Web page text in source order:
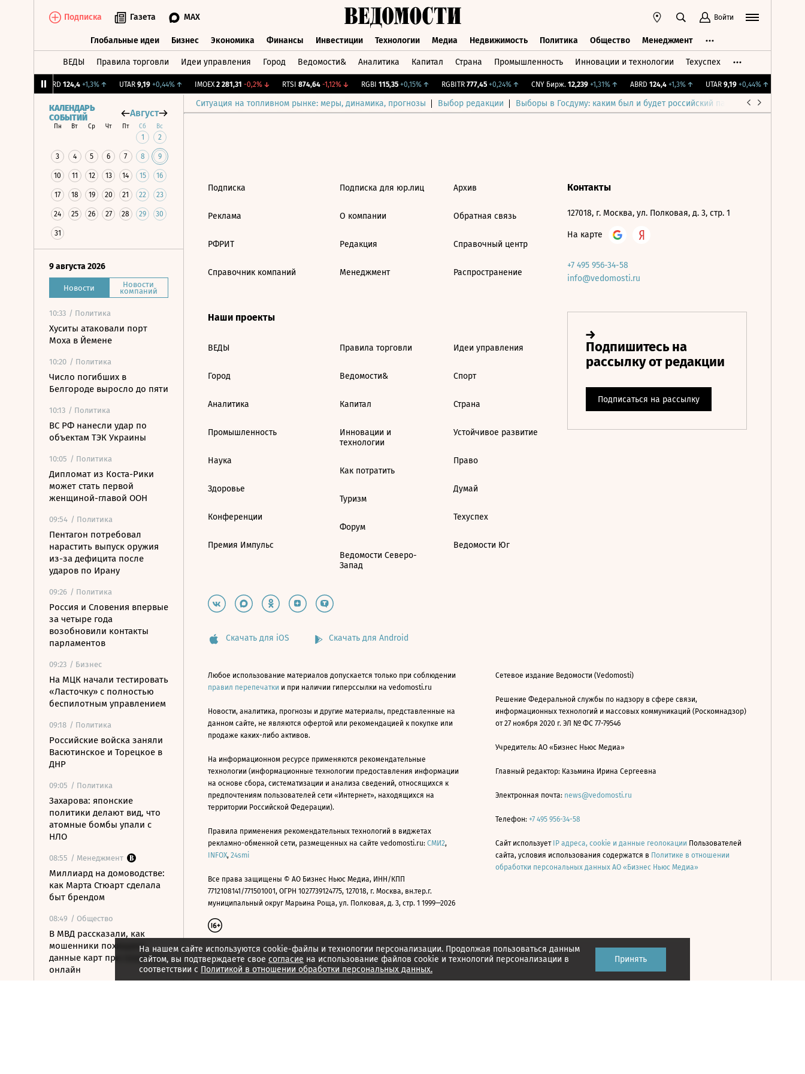
Подписка Газета MAX Войти
Глобальные идеи Бизнес Экономика Финансы Инвестиции Технологии Медиа Недвижимость Политика Общество Менеджмент
ВЕДЫ Правила торговли Идеи управления Город Ведомости& Аналитика Капитал Страна Промышленность Инновации и технологии Техуспех
ABRD 124,4 +1,3%↑ UTAR 9,19 +0,44%↑ IMOEX 2 281,31 -0,2%↓ RTSI 874,64 -1,12%↓ RGBI 115,35 +0,15%↑ RGBITR 777,45 +0,24%↑ CNY Бирж. 12,239 +1,31%↑ ABRD 124,4 +1,3%↑ UTAR 9,19 +0,44%↑
Ситуация на топливном рынке: меры, динамика, прогнозы Выбор редакции Выборы в Госдуму: каким был и будет российский парламент
КАЛЕНДАРЬ
СОБЫТИЙ
Август
Пн Вт Ср Чт Пт Сб Вс
1 2
3 4 5 6 7 8 9
10 11 12 13 14 15 16
17 18 19 20 21 22 23
24 25 26 27 28 29 30
31
9 августа 2026
Новости Новости
компаний
10:33 / Политика
Хуситы атаковали порт
Моха в Йемене
10:20 / Политика
Число погибших в
Белгороде выросло до пяти
10:13 / Политика
ВС РФ нанесли удар по
объектам ТЭК Украины
10:05 / Политика
Дипломат из Коста-Рики
может стать первой
женщиной-главой ООН
09:54 / Политика
Пентагон потребовал
нарастить выпуск оружия
из-за дефицита после
ударов по Ирану
09:26 / Политика
Россия и Словения впервые
за четыре года
возобновили контакты
парламентов
09:23 / Бизнес
На МЦК начали тестировать
«Ласточку» с полностью
беспилотным управлением
09:18 / Политика
Российские войска заняли
Васютинское и Торецкое в
ДНР
09:05 / Политика
Захарова: японские
политики делают вид, что
атомные бомбы упали с
НЛО
08:55 / Менеджмент
Миллиард на домоводстве:
как Марта Стюарт сделала
быт брендом
08:49 / Общество
В МВД рассказали, как
мошенники похищают
данные карт при покупках
онлайн
На нашем сайте используются cookie-файлы и технологии персонализации. Продолжая пользоваться данным
сайтом, вы подтверждаете свое согласие на использование файлов cookie и технологий персонализации в
соответствии с Политикой в отношении обработки персональных данных.
Принять
Подписка
Реклама
РФРИТ
Справочник компаний
Подписка для юр.лиц
О компании
Редакция
Менеджмент
Архив
Обратная связь
Справочный центр
Распространение
Наши проекты
ВЕДЫ
Город
Аналитика
Промышленность
Наука
Здоровье
Конференции
Премия Импульс
Правила торговли
Ведомости&
Капитал
Инновации и
технологии
Как потратить
Туризм
Форум
Ведомости Северо-
Запад
Идеи управления
Спорт
Страна
Устойчивое развитие
Право
Думай
Техуспех
Ведомости Юг
Контакты
127018, г. Москва, ул. Полковая, д. 3, стр. 1
На карте
+7 495 956-34-58
info@vedomosti.ru
Скачать для iOS Скачать для Android
Любое использование материалов допускается только при соблюдении
правил перепечатки и при наличии гиперссылки на vedomosti.ru
Новости, аналитика, прогнозы и другие материалы, представленные на
данном сайте, не являются офертой или рекомендацией к покупке или
продаже каких-либо активов.
На информационном ресурсе применяются рекомендательные
технологии (информационные технологии предоставления информации
на основе сбора, систематизации и анализа сведений, относящихся к
предпочтениям пользователей сети «Интернет», находящихся на
территории Российской Федерации).
Правила применения рекомендательных технологий в виджетах
рекламно-обменной сети, размещенных на сайте vedomosti.ru: СМИ2,
INFOX, 24smi
Все права защищены © АО Бизнес Ньюс Медиа, ИНН/КПП
7712108141/771501001, ОГРН 1027739124775, 127018, г. Москва, вн.тер.г.
муниципальный округ Марьина Роща, ул. Полковая, д. 3, стр. 1 1999—2026
Сетевое издание Ведомости (Vedomosti)
Решение Федеральной службы по надзору в сфере связи,
информационных технологий и массовых коммуникаций (Роскомнадзор)
от 27 ноября 2020 г. ЭЛ № ФС 77-79546
Учредитель: АО «Бизнес Ньюс Медиа»
Главный редактор: Казьмина Ирина Сергеевна
Электронная почта: news@vedomosti.ru
Телефон: +7 495 956-34-58
Сайт использует IP адреса, cookie и данные геолокации Пользователей
сайта, условия использования содержатся в Политике в отношении
обработки персональных данных АО «Бизнес Ньюс Медиа»